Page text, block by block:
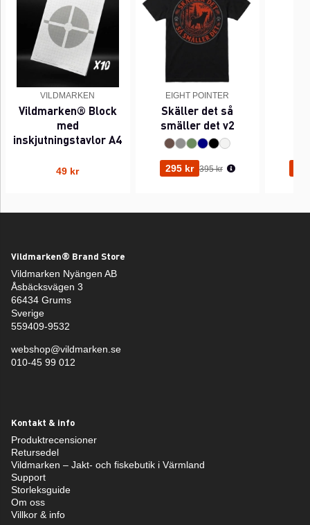
VILDMARKEN
Vildmarken® Block
med
inskjutningstavlor A4
49 kr
EIGHT POINTER
Skäller det så
smäller det v2
295 kr Ordinarie pris:
395 kr
Vildmarken® Brand Store
Vildmarken Nyängen AB
Åsbäcksvägen 3
66434 Grums
Sverige
559409-9532
webshop@vildmarken.se
010-45 99 012
Kontakt & info
Produktrecensioner
Retursedel
Vildmarken – Jakt- och fiskebutik i Värmland
Support
Storleksguide
Om oss
Villkor & info